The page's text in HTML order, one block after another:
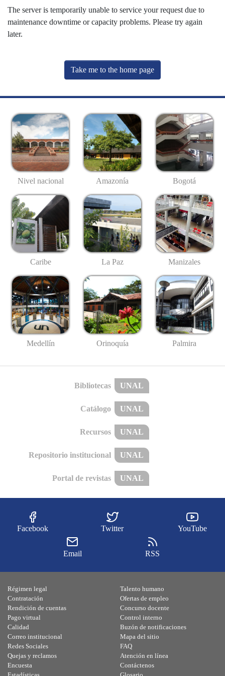
The server is temporarily unable to service your request due to
maintenance downtime or capacity problems. Please try again
later.
Take me to the home page
Nivel nacional Amazonía Bogotá
Caribe La Paz Manizales
Medellín Orinoquía Palmira
Bibliotecas UNAL
Catálogo UNAL
Recursos UNAL
Repositorio institucional UNAL
Portal de revistas UNAL
Facebook Twitter YouTube
Email RSS
Régimen legal
Contratación
Rendición de cuentas
Pago virtual
Calidad
Talento humano
Ofertas de empleo
Concurso docente
Control interno
Buzón de notificaciones
Correo institucional
Redes Sociales
Quejas y reclamos
Encuesta
Mapa del sitio
FAQ
Atención en línea
Contáctenos